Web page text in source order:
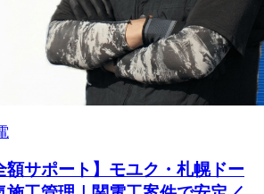
額サポート】モユク・札幌ドー